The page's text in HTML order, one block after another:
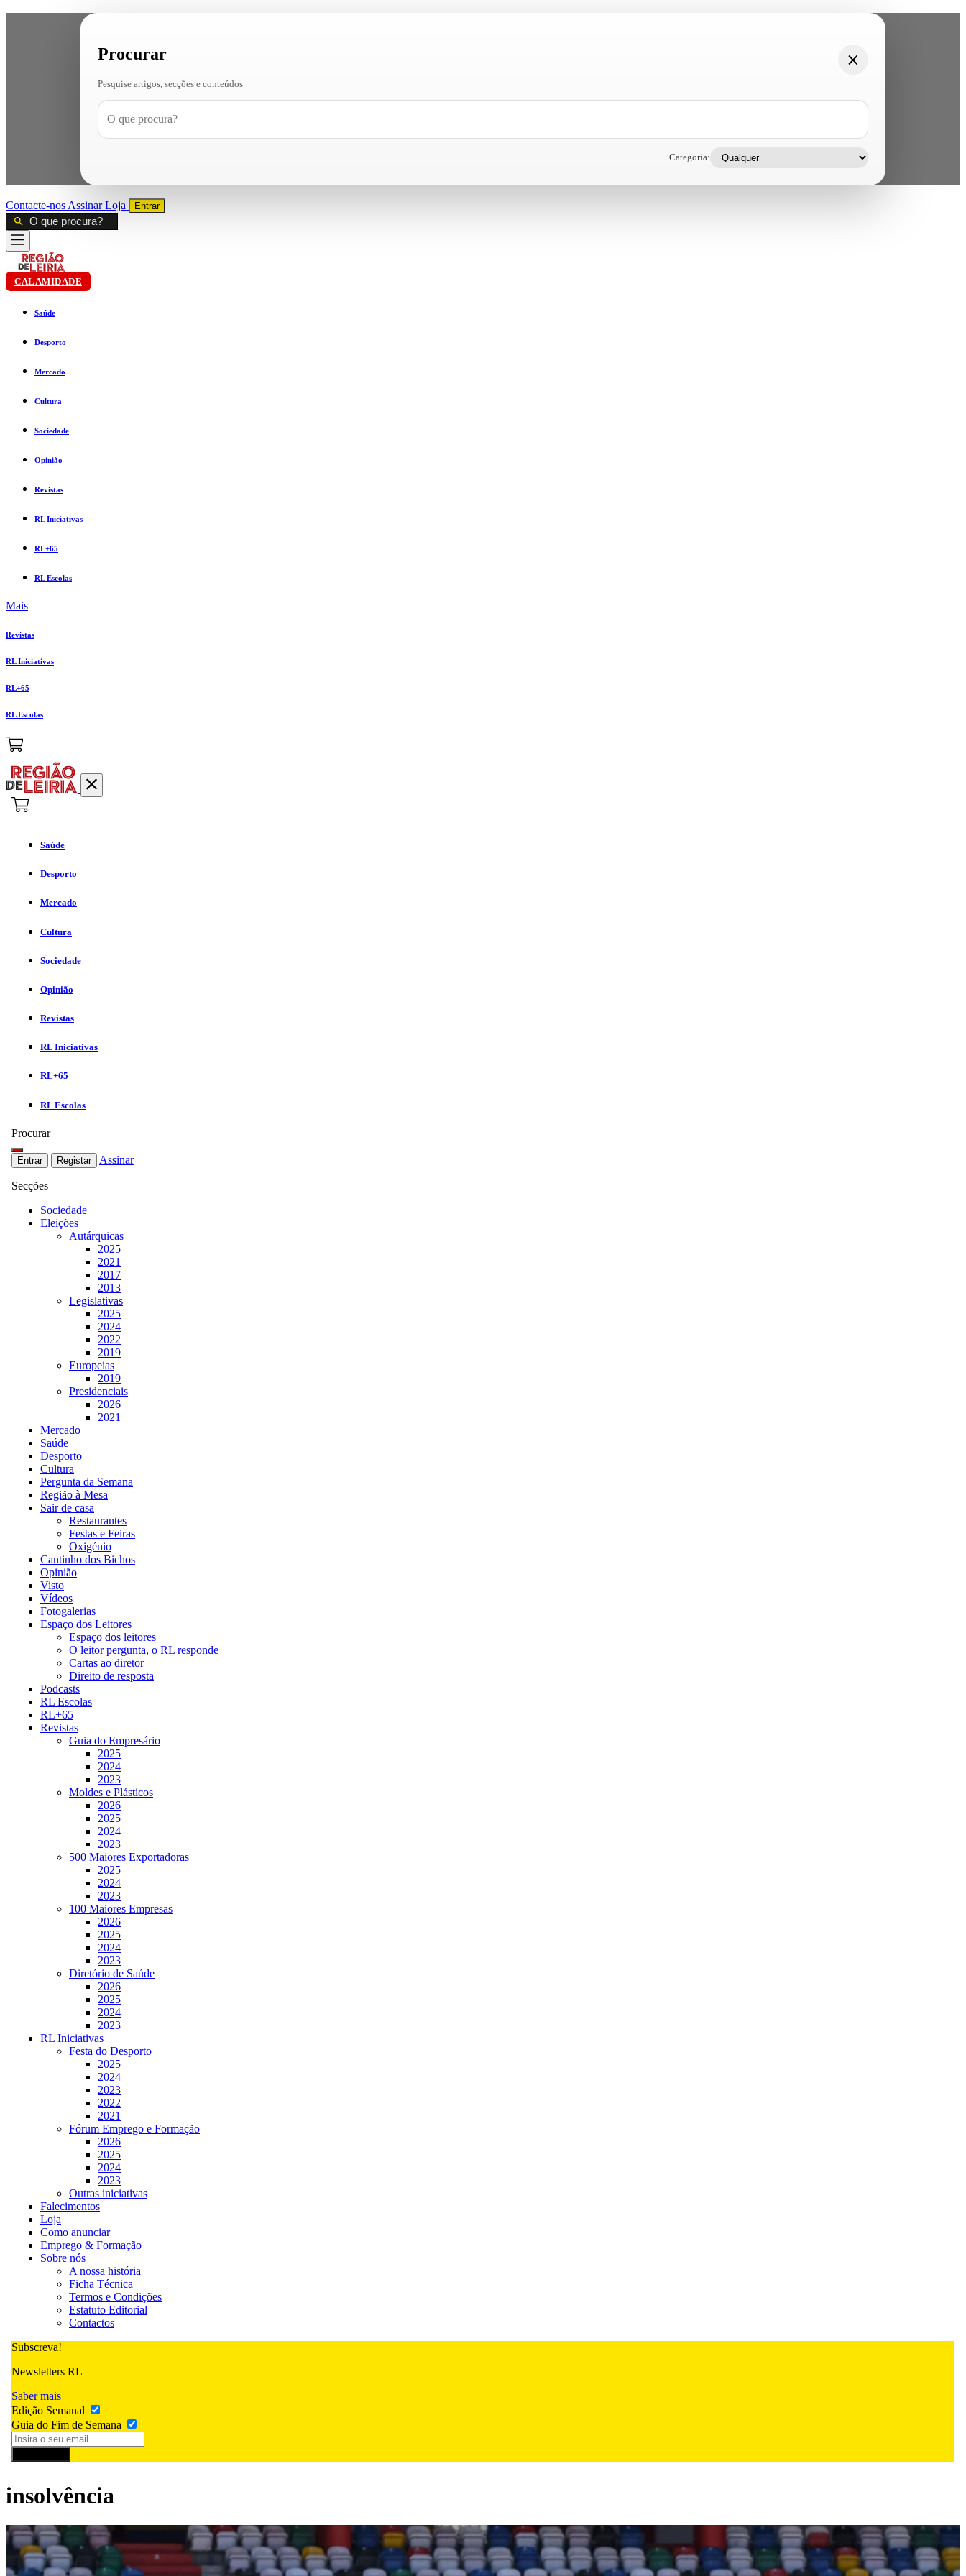
Procurar
Pesquise artigos, secções e conteúdos
Categoria:
Contacte-nos AssinarLoja Entrar
CALAMIDADE
Saúde
Desporto
Mercado
Cultura
Sociedade
Opinião
Revistas
RL Iniciativas
RL+65
RL Escolas
Mais
Revistas
RL Iniciativas
RL+65
RL Escolas
Saúde
Desporto
Mercado
Cultura
Sociedade
Opinião
Revistas
RL Iniciativas
RL+65
RL Escolas
Procurar
Entrar Registar Assinar
Secções
Sociedade
Eleições
Autárquicas
2025
2021
2017
2013
Legislativas
2025
2024
2022
2019
Europeias
2019
Presidenciais
2026
2021
Mercado
Saúde
Desporto
Cultura
Pergunta da Semana
Região à Mesa
Sair de casa
Restaurantes
Festas e Feiras
Oxigénio
Cantinho dos Bichos
Opinião
Visto
Vídeos
Fotogalerias
Espaço dos Leitores
Espaço dos leitores
O leitor pergunta, o RL responde
Cartas ao diretor
Direito de resposta
Podcasts
RL Escolas
RL+65
Revistas
Guia do Empresário
2025
2024
2023
Moldes e Plásticos
2026
2025
2024
2023
500 Maiores Exportadoras
2025
2024
2023
100 Maiores Empresas
2026
2025
2024
2023
Diretório de Saúde
2026
2025
2024
2023
RL Iniciativas
Festa do Desporto
2025
2024
2023
2022
2021
Fórum Emprego e Formação
2026
2025
2024
2023
Outras iniciativas
Falecimentos
Loja
Como anunciar
Emprego & Formação
Sobre nós
A nossa história
Ficha Técnica
Termos e Condições
Estatuto Editorial
Contactos
Subscreva!
Newsletters RL
Saber mais
Edição Semanal
Guia do Fim de Semana
insolvência